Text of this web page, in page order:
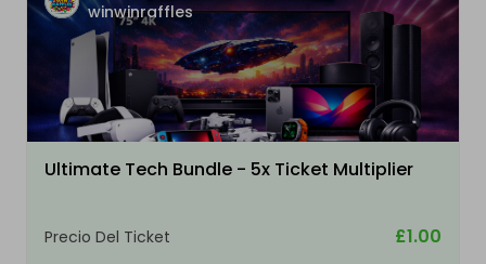
winwinraffles
Ultimate Tech Bundle - 5x Ticket Multiplier
Precio Del Ticket £1.00